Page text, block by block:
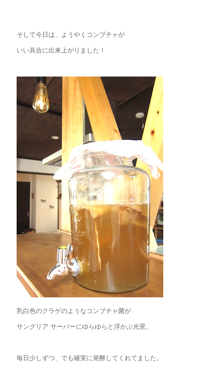
そして今日は、ようやくコンブチャが
いい具合に出来上がりました！
乳白色のクラゲのようなコンブチャ菌が
サングリア サーバーにゆらゆらと浮かぶ光景。
毎日少しずつ、でも確実に発酵してくれてました。